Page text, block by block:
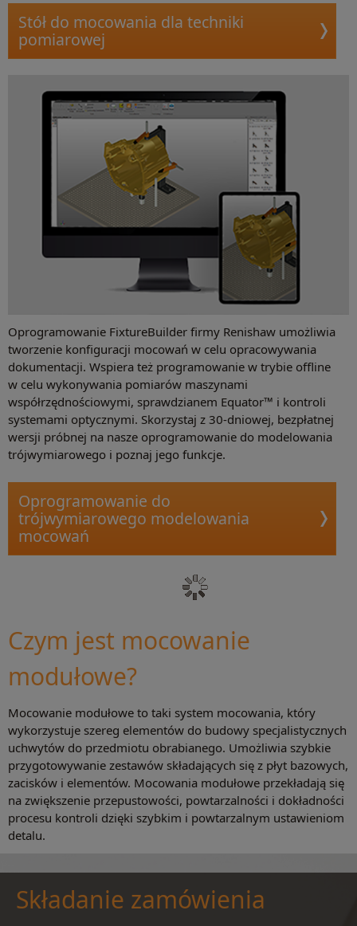
Stół do mocowania dla techniki
pomiarowej
Oprogramowanie FixtureBuilder firmy Renishaw umożliwia
tworzenie konfiguracji mocowań w celu opracowywania
dokumentacji. Wspiera też programowanie w trybie offline
w celu wykonywania pomiarów maszynami
współrzędnościowymi, sprawdzianem Equator™ i kontroli
systemami optycznymi. Skorzystaj z 30-dniowej, bezpłatnej
wersji próbnej na nasze oprogramowanie do modelowania
trójwymiarowego i poznaj jego funkcje.
Oprogramowanie do
trójwymiarowego modelowania
mocowań
Czym jest mocowanie
modułowe?
Mocowanie modułowe to taki system mocowania, który
wykorzystuje szereg elementów do budowy specjalistycznych
uchwytów do przedmiotu obrabianego. Umożliwia szybkie
przygotowywanie zestawów składających się z płyt bazowych,
zacisków i elementów. Mocowania modułowe przekładają się
na zwiększenie przepustowości, powtarzalności i dokładności
procesu kontroli dzięki szybkim i powtarzalnym ustawieniom
detalu.
Składanie zamówienia